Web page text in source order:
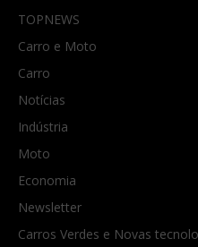
TOPNEWS
Carro e Moto
Carro
Notícias
Indústria
Moto
Economia
Newsletter
Carros Verdes e Novas